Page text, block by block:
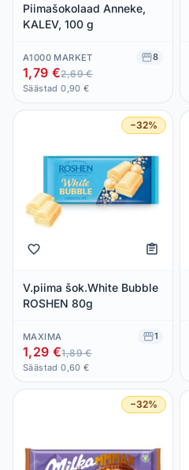
Piimašokolaad Anneke,
KALEV, 100 g
A1000 MARKET 8
1,79 €2,69 €
Säästad 0,90 €
−32%
V.piima šok.White Bubble
ROSHEN 80g
MAXIMA 1
1,29 €1,89 €
Säästad 0,60 €
−32%